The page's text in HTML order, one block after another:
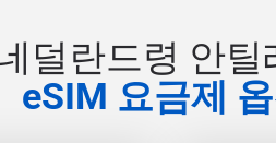
덜란드령 안틸
eSIM 요금제